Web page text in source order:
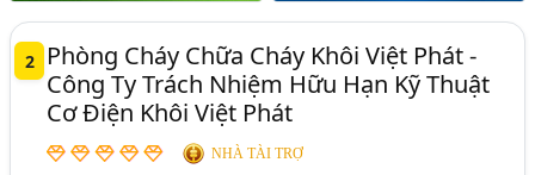
2
Phòng Cháy Chữa Cháy Khôi Việt Phát -
Công Ty Trách Nhiệm Hữu Hạn Kỹ Thuật
Cơ Điện Khôi Việt Phát
NHÀ TÀI TRỢ